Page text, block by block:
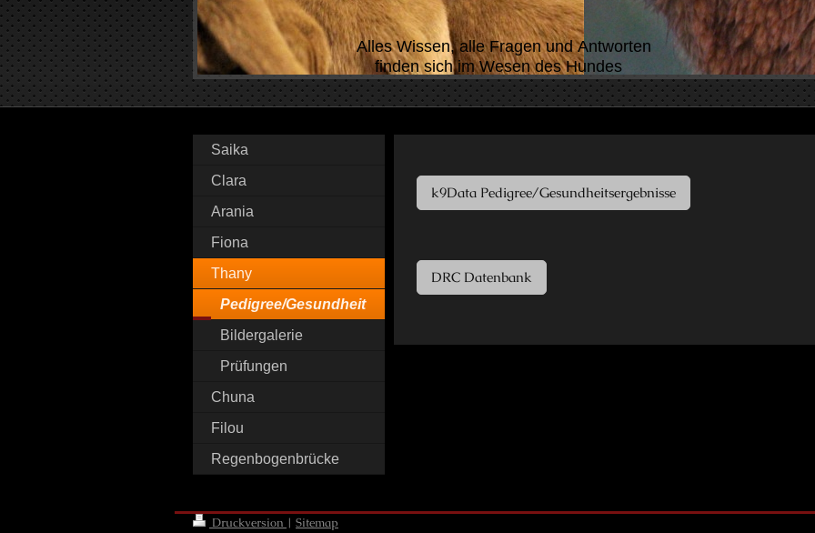
Alles Wissen, alle Fragen und Antworten
finden sich im Wesen des Hundes
Saika
Clara
Arania
Fiona
Thany
Pedigree/Gesundheit
Bildergalerie
Prüfungen
Chuna
Filou
Regenbogenbrücke
k9Data Pedigree/Gesundheitsergebnisse
DRC Datenbank
Druckversion | Sitemap